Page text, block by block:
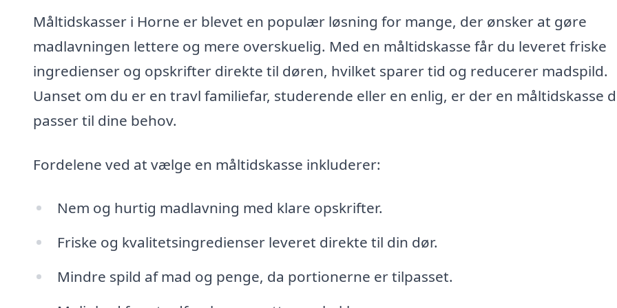
Måltidskasser i Horne er blevet en populær løsning for mange, der ønsker at gøre
madlavningen lettere og mere overskuelig. Med en måltidskasse får du leveret friske
ingredienser og opskrifter direkte til døren, hvilket sparer tid og reducerer madspild.
Uanset om du er en travl familiefar, studerende eller en enlig, er der en måltidskasse
passer til dine behov.
Fordelene ved at vælge en måltidskasse inkluderer:
Nem og hurtig madlavning med klare opskrifter.
Friske og kvalitetsingredienser leveret direkte til din dør.
Mindre spild af mad og penge, da portionerne er tilpasset.